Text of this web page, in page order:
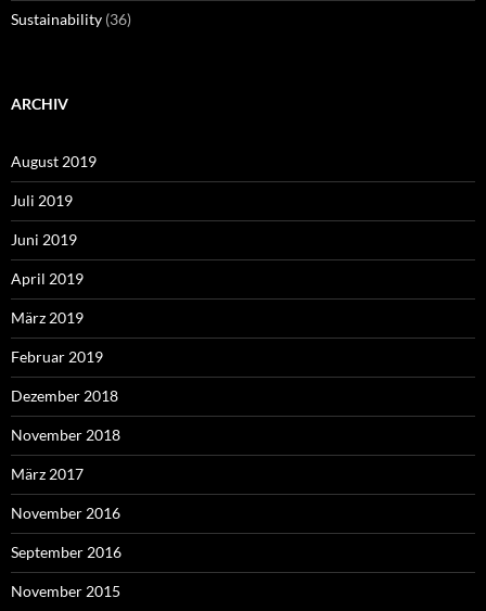
Sustainability (36)
ARCHIV
August 2019
Juli 2019
Juni 2019
April 2019
März 2019
Februar 2019
Dezember 2018
November 2018
März 2017
November 2016
September 2016
November 2015